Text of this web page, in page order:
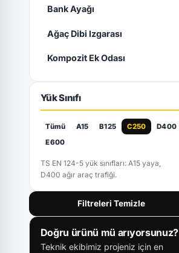
Bank Ayağı
Ağaç Dibi Izgarası
Kompozit Ek Odası
Yük Sınıfı
Tümü A15 B125 C250
D400
E600
TS EN 124-5 yük sınıfları: A15 yaya,
D400 ağır araç trafiği.
Filtreleri Temizle
Doğru ürünü mü arıyorsunuz?
Teknik ekibimiz projeniz için en